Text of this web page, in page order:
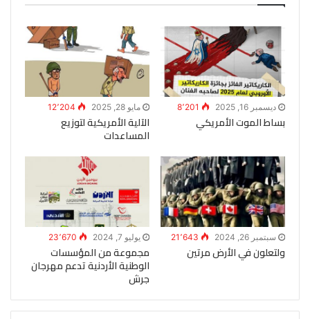
ديسمبر 16, 2025 8٬201
بساط الموت الأمريكي
مايو 28, 2025 12٬204
الآلية الأمريكية لتوزيع
المساعدات
سبتمبر 26, 2024 21٬643
ولتعلون في الأرض مرتين
يوليو 7, 2024 23٬670
مجموعة من المؤسسات
الوطنية الأردنية تدعم مهرجان
جرش